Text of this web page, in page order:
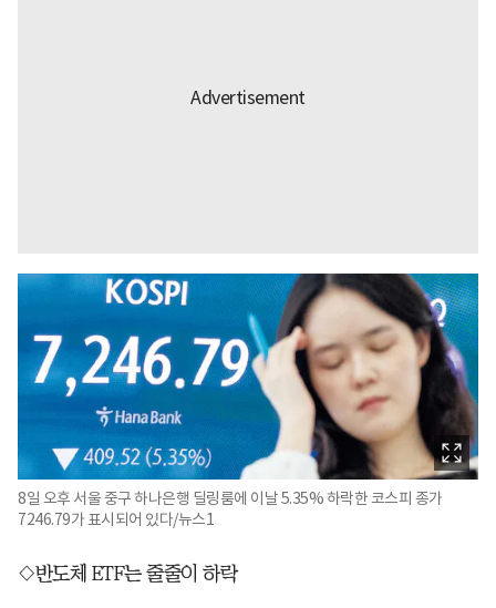
8일 오후 서울 중구 하나은행 딜링룸에 이날 5.35% 하락한 코스피 종가
7246.79가 표시되어 있다/뉴스1
◇반도체 ETF는 줄줄이 하락